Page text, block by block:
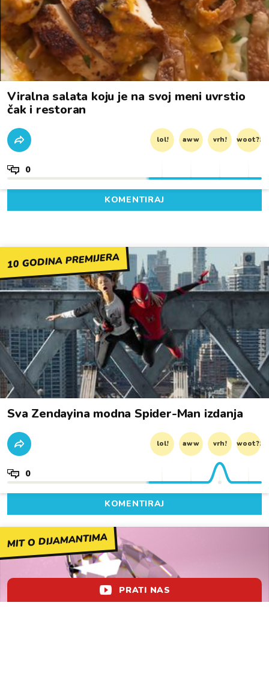
Viralna salata koju je na svoj meni uvrstio
čak i restoran
lol! aww vrh! woot?!
0
KOMENTIRAJ
10 GODINA PREMIJERA
Sva Zendayina modna Spider-Man izdanja
lol! aww vrh! woot?!
0
KOMENTIRAJ
MIT O DIJAMANTIMA
PRATI NAS